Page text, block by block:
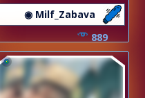
◉ Milf_Zabava
889